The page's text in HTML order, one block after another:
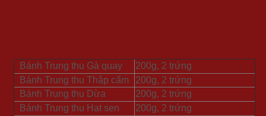
Bánh Trung thu Gà quay
200g, 2 trứng
Bánh Trung thu Thập cẩm
200g, 2 trứng
Bánh Trung thu Dừa
200g, 2 trứng
Bánh Trung thu Hạt sen
200g, 2 trứng